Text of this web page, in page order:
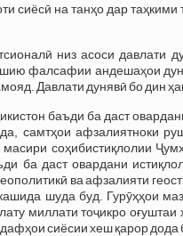
сиёсӣ на танҳо дар
низ асоси давлати
фалсафии андешаҳои
Давлати дунявӣ бо дин
баъди ба даст
самтҳои афзалиятноки
масири соҳибистиқлолии
ба даст овардани
ва афзалияти
шуда буд. Гурӯҳҳои
миллати тоҷикро
сиёсии хеш қарор дода